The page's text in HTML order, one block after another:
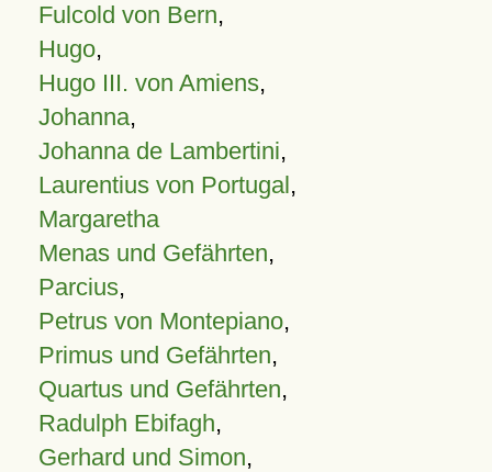
Fulcold von Bern,
Hugo,
Hugo III. von Amiens,
Johanna,
Johanna de Lambertini,
Laurentius von Portugal,
Margaretha
Menas und Gefährten,
Parcius,
Petrus von Montepiano,
Primus und Gefährten,
Quartus und Gefährten,
Radulph Ebifagh,
Gerhard und Simon,